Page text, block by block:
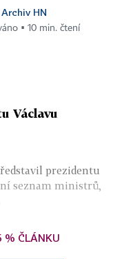
Archiv HN
▪ 10 min. čtení
Václavu
prezidentu
seznam ministrů,
% ČLÁNKU